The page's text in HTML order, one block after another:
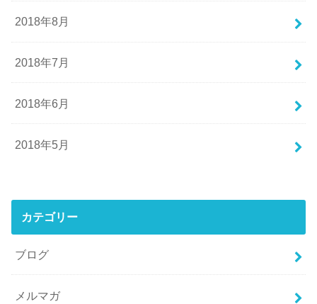
2018年8月
2018年7月
2018年6月
2018年5月
カテゴリー
ブログ
メルマガ